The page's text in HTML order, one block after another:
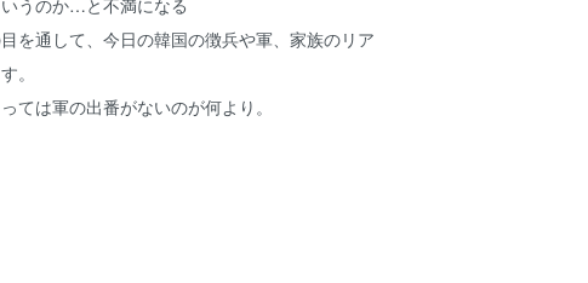
うのか…と不満になる
を通して、今日の韓国の徴兵や軍、家族のリア
。
ては軍の出番がないのが何より。